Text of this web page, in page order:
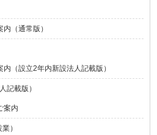
（通常版）
（設立2年内新設法人記載版）
記載版）
案内
）